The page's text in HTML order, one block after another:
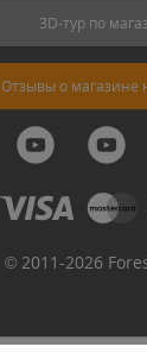
3D-тур по
Отзывы о магазине
© 2011-2026